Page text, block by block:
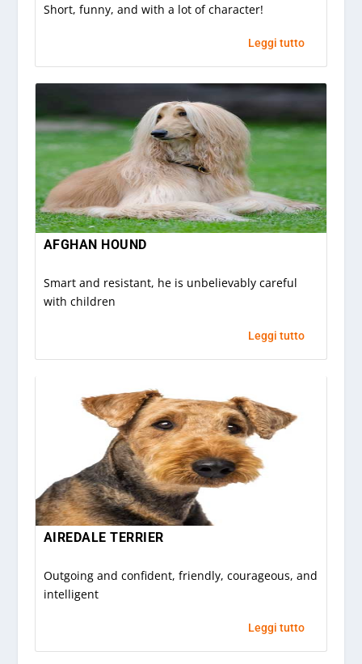
Short, funny, and with a lot of character!
Leggi tutto
AFGHAN HOUND
Smart and resistant, he is unbelievably careful
with children
Leggi tutto
AIREDALE TERRIER
Outgoing and confident, friendly, courageous, and
intelligent
Leggi tutto